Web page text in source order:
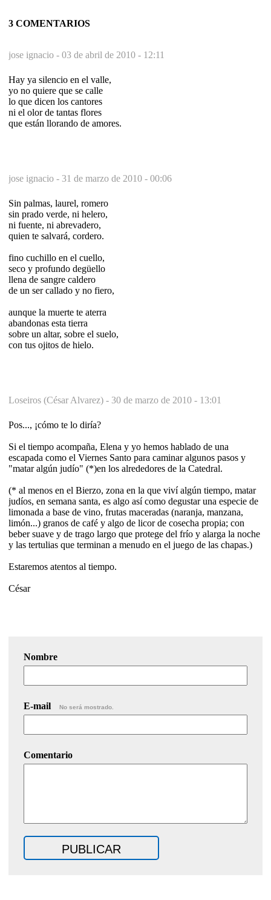
3 COMENTARIOS
jose ignacio - 03 de abril de 2010 - 12:11
Hay ya silencio en el valle,
yo no quiere que se calle
lo que dicen los cantores
ni el olor de tantas flores
que están llorando de amores.
jose ignacio - 31 de marzo de 2010 - 00:06
Sin palmas, laurel, romero
sin prado verde, ni helero,
ni fuente, ni abrevadero,
quien te salvará, cordero.
fino cuchillo en el cuello,
seco y profundo degüello
llena de sangre caldero
de un ser callado y no fiero,
aunque la muerte te aterra
abandonas esta tierra
sobre un altar, sobre el suelo,
con tus ojitos de hielo.
Loseiros (César Alvarez) - 30 de marzo de 2010 - 13:01
Pos..., ¡cómo te lo diría?
Si el tiempo acompaña, Elena y yo hemos hablado de una
escapada como el Viernes Santo para caminar algunos pasos y
"matar algún judío" (*)en los alrededores de la Catedral.
(* al menos en el Bierzo, zona en la que viví algún tiempo, matar
judíos, en semana santa, es algo así como degustar una especie de
limonada a base de vino, frutas maceradas (naranja, manzana,
limón...) granos de café y algo de licor de cosecha propia; con
beber suave y de trago largo que protege del frío y alarga la noche
y las tertulias que terminan a menudo en el juego de las chapas.)
Estaremos atentos al tiempo.
César
Nombre
E-mail No será mostrado.
Comentario